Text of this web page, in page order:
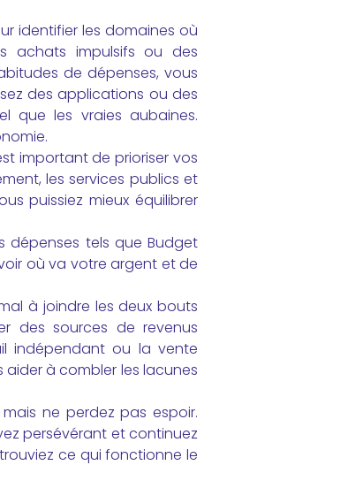
identifier les domaines où
achats impulsifs ou des
de dépenses, vous
des applications ou des
que les vraies aubaines.
important de prioriser vos
les services publics et
puissiez mieux équilibrer
dépenses tels que Budget
où va votre argent et de
à joindre les deux bouts
des sources de revenus
indépendant ou la vente
aider à combler les lacunes
ne perdez pas espoir.
persévérant et continuez
ce qui fonctionne le